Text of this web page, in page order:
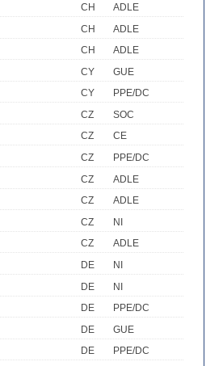
CH
ADLE
CH
ADLE
CH
ADLE
CY
GUE
CY
PPE/DC
CZ
SOC
CZ
CE
CZ
PPE/DC
CZ
ADLE
CZ
ADLE
CZ
NI
CZ
ADLE
DE
NI
DE
NI
DE
PPE/DC
DE
GUE
DE
PPE/DC